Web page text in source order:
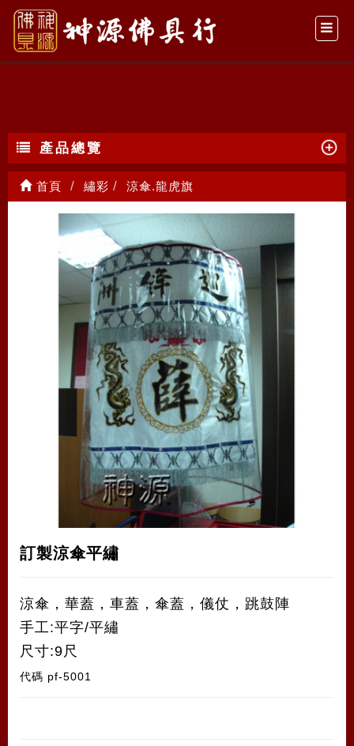
涼傘.龍虎旗
產品總覽
首頁 繡彩 涼傘.龍虎旗
訂製涼傘平繡
涼傘，華蓋，車蓋，傘蓋，儀仗，跳鼓陣
手工:平字/平繡
尺寸:9尺
代碼 pf-5001